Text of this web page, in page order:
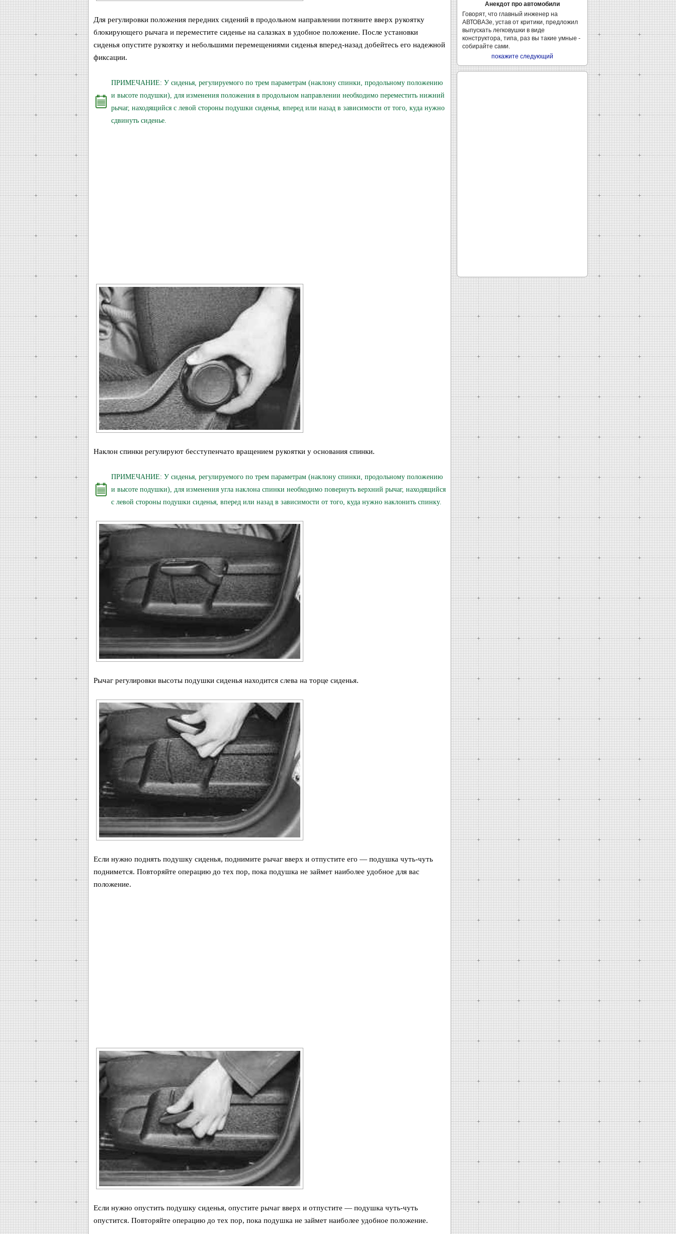
Для регулировки положения передних сидений в продольном направлении потяните вверх рукоятку
блокирующего рычага и переместите сиденье на салазках в удобное положение. После установки
сиденья опустите рукоятку и небольшими перемещениями сиденья вперед-назад добейтесь его надежной
фиксации.
ПРИМЕЧАНИЕ: У сиденья, регулируемого по трем параметрам (наклону спинки, продольному положению
и высоте подушки), для изменения положения в продольном направлении необходимо переместить нижний
рычаг, находящийся с левой стороны подушки сиденья, вперед или назад в зависимости от того, куда нужно
сдвинуть сиденье.
Наклон спинки регулируют бесступенчато вращением рукоятки у основания спинки.
ПРИМЕЧАНИЕ: У сиденья, регулируемого по трем параметрам (наклону спинки, продольному положению
и высоте подушки), для изменения угла наклона спинки необходимо повернуть верхний рычаг, находящийся
с левой стороны подушки сиденья, вперед или назад в зависимости от того, куда нужно наклонить спинку.
Рычаг регулировки высоты подушки сиденья находится слева на торце сиденья.
Если нужно поднять подушку сиденья, поднимите рычаг вверх и отпустите его — подушка чуть-чуть
поднимется. Повторяйте операцию до тех пор, пока подушка не займет наиболее удобное для вас
положение.
Если нужно опустить подушку сиденья, опустите рычаг вверх и отпустите — подушка чуть-чуть
опустится. Повторяйте операцию до тех пор, пока подушка не займет наиболее удобное положение.
Анекдот про автомобили
Говорят, что главный инженер на
АВТОВАЗе, устав от критики, предложил
выпускать легковушки в виде
конструктора, типа, раз вы такие умные -
собирайте сами.
покажите следующий